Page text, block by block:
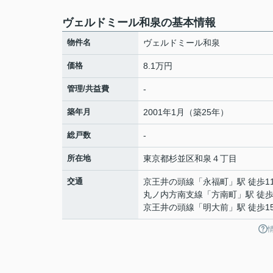
ヴェルドミール和泉の基本情報
物件名 ヴェルドミール和泉
価格 8.1万円
管理/共益費 -
築年月 2001年1月（築25年）
総戸数 -
所在地 東京都杉並区和泉 ４丁目
交通 京王井の頭線 「永福町 」駅 徒歩
丸ノ内方南支線 「方南町 」駅 徒
京王井の頭線 「明大前 」駅 徒歩